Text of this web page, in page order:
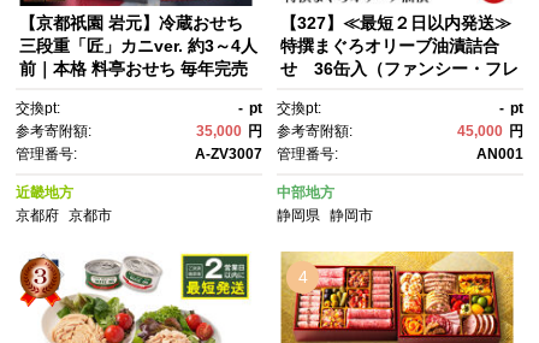
【京都祇園 岩元】冷蔵おせち
三段重「匠」カニver. 約3～4人
前｜本格 料亭おせち 毎年完売
亭 完売必至の大人気おせち お
すすめ 三段重 3人 4人 2027 正
月 お祝い おせち お節 京おせ
ち 京料理 グルメ お取り寄せ 通
販 送料無料 ふるさと納税 ］
交換pt: - pt
参考寄附額:
35,000 円
管理番号:
A-ZV3007
近畿地方
京都府
京都市
【327】≪最短２日以内発送≫
特撰まぐろオリーブ油漬詰合
せ 36缶入（ファンシー・フレ
気 素材重視のツナ缶のおいし
さ 熟成 高級まぐろ ツナ缶 ツ
ナ マグロ 鮪 缶詰 フレーク 缶
詰 常温 魚貝類 食品 加工食
品 静岡 ギフト 詰合せ 魚介
類 お中元 お歳暮 プレゼント 高
級 贈答用 お取り寄せ グルメ ス
トック食材 たんぱく質 キャン
プ オリーブオイル
交換pt: - pt
参考寄附額:
45,000 円
管理番号:
AN001
中部地方
静岡県 静岡市
4